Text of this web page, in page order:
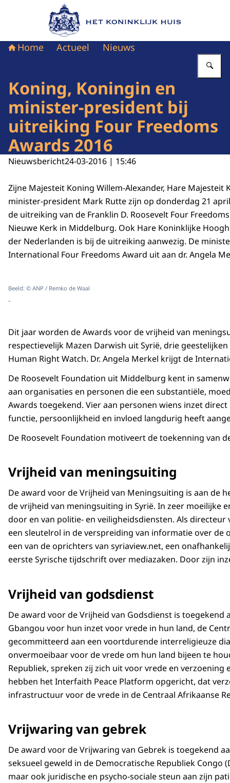
Naar de homepage van Het Koninklijk Huis
Home Actueel Nieuws
Koning, Koningin en
minister-president bij
uitreiking Four Freedoms
Awards 2016
Nieuwsbericht24-03-2016 | 15:46
Zijne Majesteit Koning Willem-Alexander, Hare Majesteit
minister-president Mark Rutte zijn op donderdag 21
de uitreiking van de Franklin D. Roosevelt Four
Nieuwe Kerk in Middelburg. Ook Hare Koninklijke
der Nederlanden is bij de uitreiking aanwezig. De
International Four Freedoms Award uit aan dr. Angela
Beeld: © ANP / Remko de Waal
-
Dit jaar worden de Awards voor de vrijheid van
respectievelijk Mazen Darwish uit Syrië, drie
Human Right Watch. Dr. Angela Merkel krijgt de
De Roosevelt Foundation uit Middelburg kent in
aan organisaties en personen die een substantiële,
Awards toegekend. Vier aan personen wiens inzet
functie, persoonlijkheid en invloed langdurig heeft
De Roosevelt Foundation motiveert de toekenning van
Vrijheid van meningsuiting
De award voor de Vrijheid van Meningsuiting is aan de
de vrijheid van meningsuiting in Syrië. In zeer
door en van politie- en veiligheidsdiensten. Als
een sleutelrol in de verspreiding van informatie over
een van de oprichters van syriaview.net, een
eerste Syrische tijdschrift over mediazaken. Door zijn
Vrijheid van godsdienst
De award voor de Vrijheid van Godsdienst is toegekend
Gbangou voor hun inzet voor vrede in hun land, de
gecommitteerd aan een voortdurende interreligieuze
onvermoeibaar voor de vrede om hun land bijeen te
Republiek, spreken zij zich uit voor vrede en
hebben het Interfaith Peace Platform opgericht, dat
infrastructuur voor de vrede in de Centraal Afrikaanse
Vrijwaring van gebrek
De award voor de Vrijwaring van Gebrek is toegekend
seksueel geweld in de Democratische Republiek Congo
maar ook juridische en psycho-sociale steun aan zijn